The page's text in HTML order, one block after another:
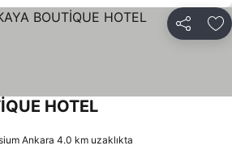
Paylaş
HOTEL
Ankara 4.0 km uzaklıkta